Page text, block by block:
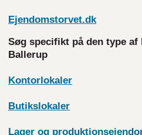
Ejendomstorvet.dk
Søg specifikt på den type
Ballerup
Kontorlokaler
Butikslokaler
Lager og